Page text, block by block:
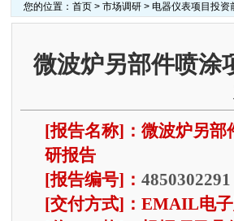
您的位置： 首页> 市场调研> 电器仪表项目投资
微波炉另部件喷涂
[报告名称]：微波炉另
研报告
[报告编号]： 4850302291
[交付方式]：EMAIL电